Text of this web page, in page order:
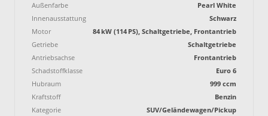
Außenfarbe
Pearl White
Innenausstattung
Schwarz
Motor
84 kW (114 PS), Schaltgetriebe, Frontantrieb
Getriebe
Schaltgetriebe
Antriebsachse
Frontantrieb
Schadstoffklasse
Euro 6
Hubraum
999 ccm
Kraftstoff
Benzin
Kategorie
SUV/Geländewagen/Pickup